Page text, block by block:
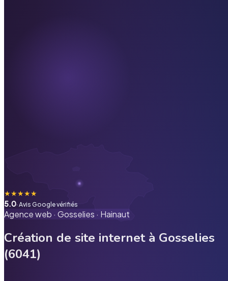
★★★★★
5.0· Avis Google vérifiés
Agence web · Gosselies · Hainaut
Création de site internet à Gosselies
(6041)